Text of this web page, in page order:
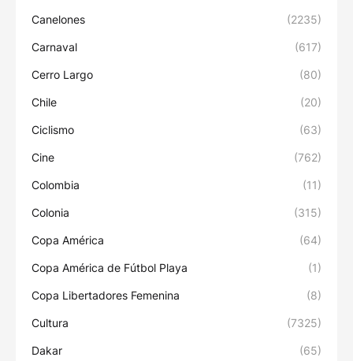
Canelones (2235)
Carnaval (617)
Cerro Largo (80)
Chile (20)
Ciclismo (63)
Cine (762)
Colombia (11)
Colonia (315)
Copa América (64)
Copa América de Fútbol Playa (1)
Copa Libertadores Femenina (8)
Cultura (7325)
Dakar (65)